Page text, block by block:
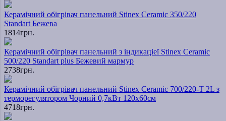
Керамічний обігрівач панельний Stinex Ceramic 350/220
Standart Бежева
1814грн.
Керамічний обігрівач панельний з індикаціеї Stinex Ceramic
500/220 Standart plus Бежевий мармур
2738грн.
Керамічний обігрівач панельний Stinex Ceramic 700/220-T 2L з
терморегулятором Чорний 0,7кВт 120х60см
4718грн.